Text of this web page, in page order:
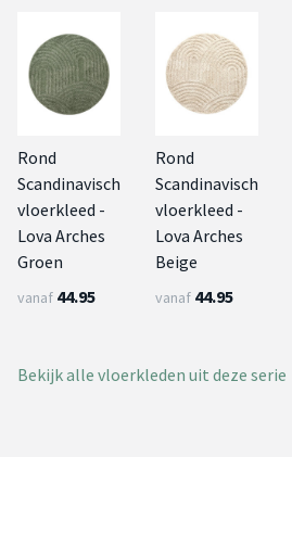
Rond
Scandinavisch
vloerkleed -
Lova Arches
Groen
vanaf 44.95
Rond
Scandinavisch
vloerkleed -
Lova Arches
Beige
vanaf 44.95
Bekijk alle vloerkleden uit deze serie